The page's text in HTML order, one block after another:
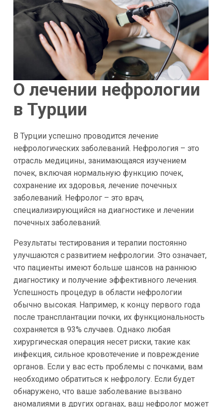
О лечении нефрологии
в Турции
В Турции успешно проводится лечение
нефрологических заболеваний. Нефрология – это
отрасль медицины, занимающаяся изучением
почек, включая нормальную функцию почек,
сохранение их здоровья, лечение почечных
заболеваний. Нефролог – это врач,
специализирующийся на диагностике и лечении
почечных заболеваний.
Результаты тестирования и терапии постоянно
улучшаются с развитием нефрологии. Это означает,
что пациенты имеют больше шансов на раннюю
диагностику и получение эффективного лечения.
Успешность процедур в области нефрологии
обычно высокая. Например, к концу первого года
после трансплантации почки, их функциональность
сохраняется в 93% случаев. Однако любая
хирургическая операция несет риски, такие как
инфекция, сильное кровотечение и повреждение
органов. Если у вас есть проблемы с почками, вам
необходимо обратиться к нефрологу. Если будет
обнаружено, что ваше заболевание вызвано
аномалиями в других органах, ваш нефролог может